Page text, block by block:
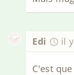
Edi il
C'est